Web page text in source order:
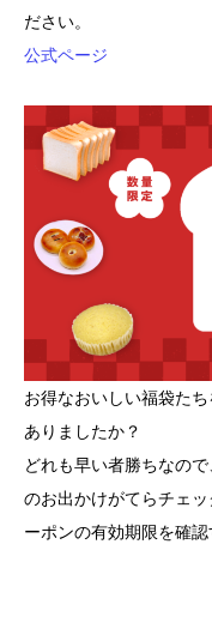
ださい。
公式ページ
お得なおいしい福袋た
ありましたか？
どれも早い者勝ちなの
のお出かけがてらチェ
ーポンの有効期限を確認